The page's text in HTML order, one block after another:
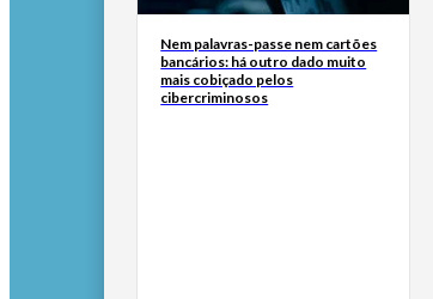
Nem palavras-passe nem cartões
bancários: há outro dado muito
mais cobiçado pelos
cibercriminosos